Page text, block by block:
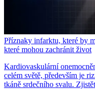
Příznaky infarktu, které by
které mohou zachránit život
Kardiovaskulární
celém světě, především je
tkáně srdečního svalu.